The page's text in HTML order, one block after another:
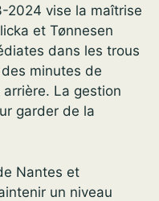
2024 vise la maîtrise
et Tønnesen
dans les trous
minutes de
La gestion
garder de la
Nantes et
un niveau